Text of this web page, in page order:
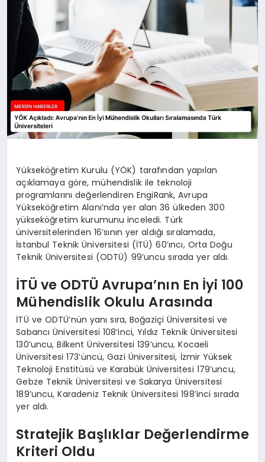
Yükseköğretim Kurulu (YÖK) tarafından yapılan
açıklamaya göre, mühendislik ile teknoloji
programlarını değerlendiren EngiRank, Avrupa
Yükseköğretim Alanı’nda yer alan 36 ülkeden 300
yükseköğretim kurumunu inceledi. Türk
üniversitelerinden 16’sının yer aldığı sıralamada,
İstanbul Teknik Üniversitesi (İTÜ) 60’ıncı, Orta Doğu
Teknik Üniversitesi (ODTÜ) 99’uncu sırada yer aldı.
İTÜ ve ODTÜ Avrupa’nın En İyi 100
Mühendislik Okulu Arasında
İTÜ ve ODTÜ’nün yanı sıra, Boğaziçi Üniversitesi ve
Sabancı Üniversitesi 108’inci, Yıldız Teknik Üniversitesi
130’uncu, Bilkent Üniversitesi 139’uncu, Kocaeli
Üniversitesi 173’üncü, Gazi Üniversitesi, İzmir Yüksek
Teknoloji Enstitüsü ve Karabük Üniversitesi 179’uncu,
Gebze Teknik Üniversitesi ve Sakarya Üniversitesi
189’uncu, Karadeniz Teknik Üniversitesi 198’inci sırada
yer aldı.
Stratejik Başlıklar Değerlendirme
Kriteri Oldu